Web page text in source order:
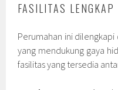
FASILITAS LENGKAP
Perumahan ini
yang mendukung gaya
fasilitas yang tersedia